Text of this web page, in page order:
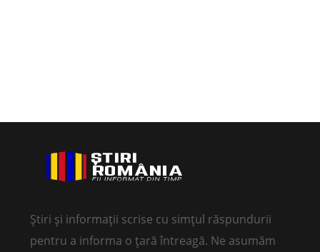
Știri și informații scrise cu simțul răspundurii
pentru a informa o țară întreagă. Ne asumăm